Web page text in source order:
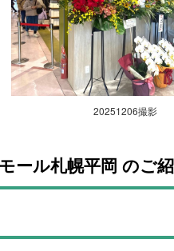
20251206撮影
ール札幌平岡 のご